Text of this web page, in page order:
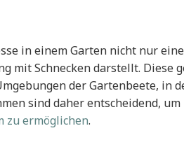
in einem Garten nicht nur
mit Schnecken darstellt. Diese
der Gartenbeete, in
sind daher entscheidend,
zu ermöglichen.